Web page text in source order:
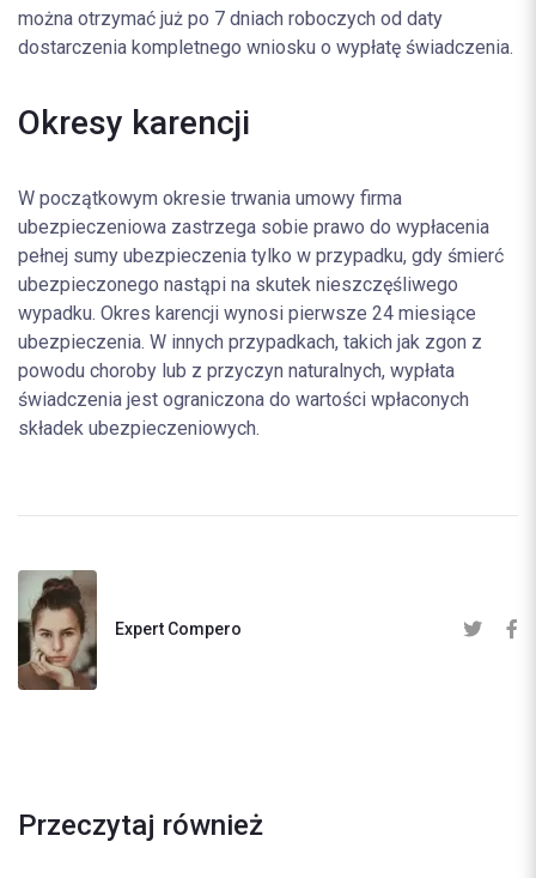
można otrzymać już po 7 dniach roboczych od daty
dostarczenia kompletnego wniosku o wypłatę świadczenia.
Okresy karencji
W początkowym okresie trwania umowy firma
ubezpieczeniowa zastrzega sobie prawo do wypłacenia
pełnej sumy ubezpieczenia tylko w przypadku, gdy śmierć
ubezpieczonego nastąpi na skutek nieszczęśliwego
wypadku. Okres karencji wynosi pierwsze 24 miesiące
ubezpieczenia. W innych przypadkach, takich jak zgon z
powodu choroby lub z przyczyn naturalnych, wypłata
świadczenia jest ograniczona do wartości wpłaconych
składek ubezpieczeniowych.
Expert Compero
Przeczytaj również